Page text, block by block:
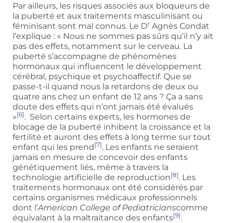
Par ailleurs, les risques associés aux bloqueurs de
la puberté et aux traitements masculinisant ou
féminisant sont mal connus. Le Dr Agnès Condat
l’explique : « Nous ne sommes pas sûrs qu’il n’y ait
pas des effets, notamment sur le cerveau. La
puberté s’accompagne de phénomènes
hormonaux qui influencent le développement
cérébral, psychique et psychoaffectif. Que se
passe-t-il quand nous la retardons de deux ou
quatre ans chez un enfant de 12 ans ? Ça a sans
doute des effets qui n’ont jamais été évalués
»[6]. Selon certains experts, les hormones de
blocage de la puberté inhibent la croissance et la
fertilité et auront des effets à long terme sur tout
enfant qui les prend[7]. Les enfants ne seraient
jamais en mesure de concevoir des enfants
génétiquement liés, même à travers la
technologie artificielle de reproduction[8]. Les
traitements hormonaux ont été considérés par
certains organismes médicaux professionnels
dont l’American College of Pediatricianscomme
équivalant à la maltraitance des enfants[9].